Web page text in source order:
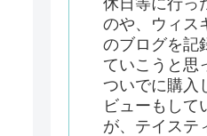
のや、ウィス
のブログを記
ていこうと思
ついでに購入
ビューもして
が、テイステ